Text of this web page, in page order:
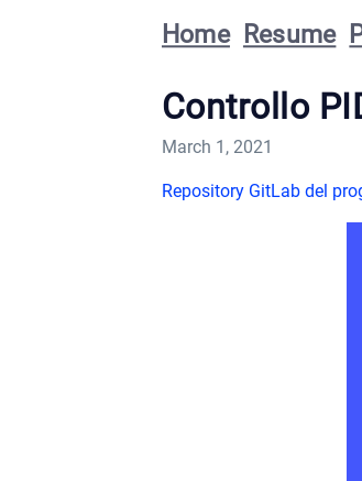
Home Resume
Controllo
March 1, 2021
Repository GitLab del